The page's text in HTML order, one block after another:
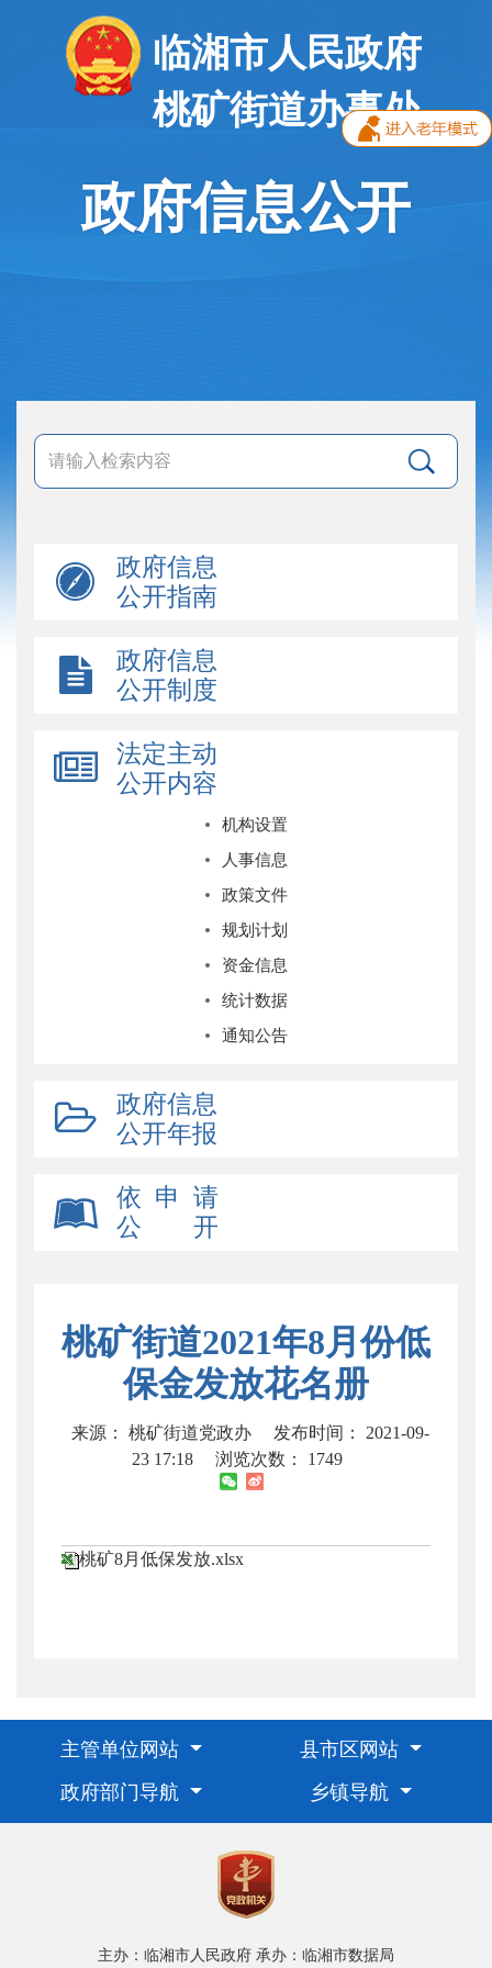
临湘市人民政府
桃矿街道办事处
政府信息公开
政府信息
公开指南
政府信息
公开制度
法定主动
公开内容
机构设置
人事信息
政策文件
规划计划
资金信息
统计数据
通知公告
政府信息
公开年报
依 申 请
公 开
桃矿街道2021年8月份低
保金发放花名册
来源： 桃矿街道党政办
发布时间： 2021-09-
23 17:18
浏览次数： 1749
桃矿8月低保发放.xlsx
主管单位网站
县市区网站
政府部门导航
乡镇导航
主办：临湘市人民政府 承办：临湘市数据局